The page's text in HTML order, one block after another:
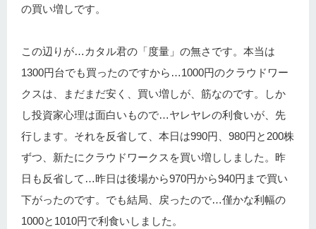
の買い増しです。
この辺りが…カタル君の「度量」の無さです。本当は
1300円台でも買ったのですから…1000円のクラウドワー
クスは、まだまだ安く、買い増しが、筋なのです。しか
し投資家心理は面白いもので…ヤレヤレの利食いが、先
行します。それを反省して、本日は990円、980円と200株
ずつ、新たにクラウドワークスを買い増ししました。昨
日も反省して…昨日は後場から970円から940円まで買い
下がったのです。でも結局、戻ったので…僅かな利幅の
1000と1010円で利食いしました。